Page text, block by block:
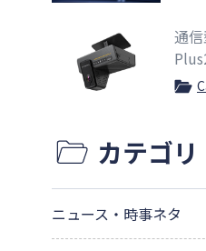
通
した
カテゴリ
ニュース・時事ネタ